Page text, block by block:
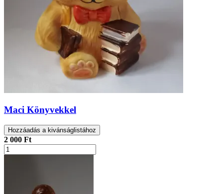
Maci Könyvekkel
Hozzáadás a kivánságlistához
2 000 Ft